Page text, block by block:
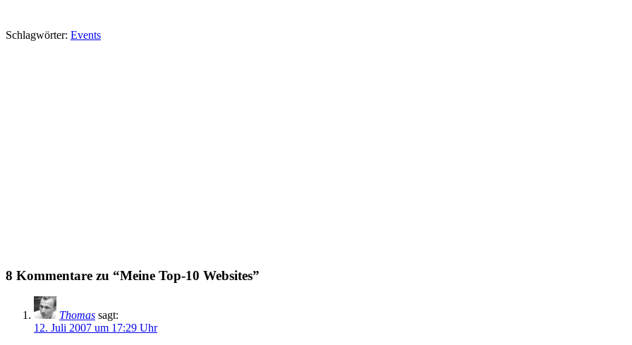
Schlagwörter: Events
8 Kommentare zu “Meine Top-10 Websites”
Thomas sagt:
12. Juli 2007 um 17:29 Uhr